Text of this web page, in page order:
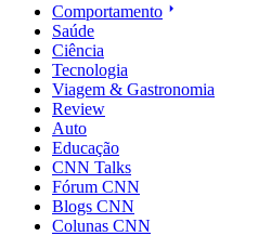
Comportamento
Saúde
Ciência
Tecnologia
Viagem & Gastronomia
Review
Auto
Educação
CNN Talks
Fórum CNN
Blogs CNN
Colunas CNN